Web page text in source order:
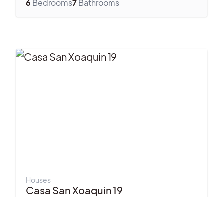
6 Bedrooms7 Bathrooms
Houses
Casa San Xoaquin 19